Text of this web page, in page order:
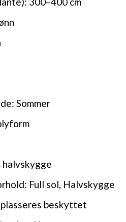
Sommer
halvskygge
Full sol, Halvskygge
beskyttet